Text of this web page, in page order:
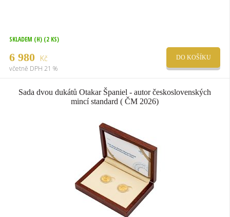
SKLADEM (H) (2 KS)
6 980 Kč
včetně DPH 21 %
DO KOŠÍKU
Sada dvou dukátů Otakar Španiel - autor československých
mincí standard ( ČM 2026)